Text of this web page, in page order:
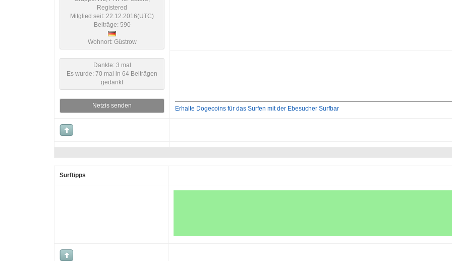
Registered
Mitglied seit: 22.12.2016(UTC)
Beiträge: 590
Wohnort: Güstrow
Dankte: 3 mal
Es wurde: 70 mal in 64 Beiträgen
gedankt
Netzis senden Erhalte Dogecoins für das Surfen mit der Ebesucher Surfbar
Surftipps